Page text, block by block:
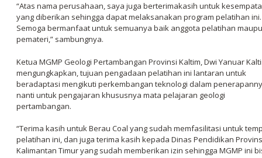
“Atas nama perusahaan, saya juga berterimakasih untuk
yang diberikan sehingga dapat melaksanakan program pelatihan ini.
Semoga bermanfaat untuk semuanya baik anggota pelatihan
pemateri,” sambungnya.
Ketua MGMP Geologi Pertambangan Provinsi Kaltim, Dwi Yanuar
mengungkapkan, tujuan pengadaan pelatihan ini lantaran untuk
beradaptasi mengikuti perkembangan teknologi dalam
nanti untuk pengajaran khususnya mata pelajaran geologi
pertambangan.
“Terima kasih untuk Berau Coal yang sudah memfasilitasi untuk
pelatihan ini, dan juga terima kasih kepada Dinas Pendidikan
Kalimantan Timur yang sudah memberikan izin sehingga MGMP ini